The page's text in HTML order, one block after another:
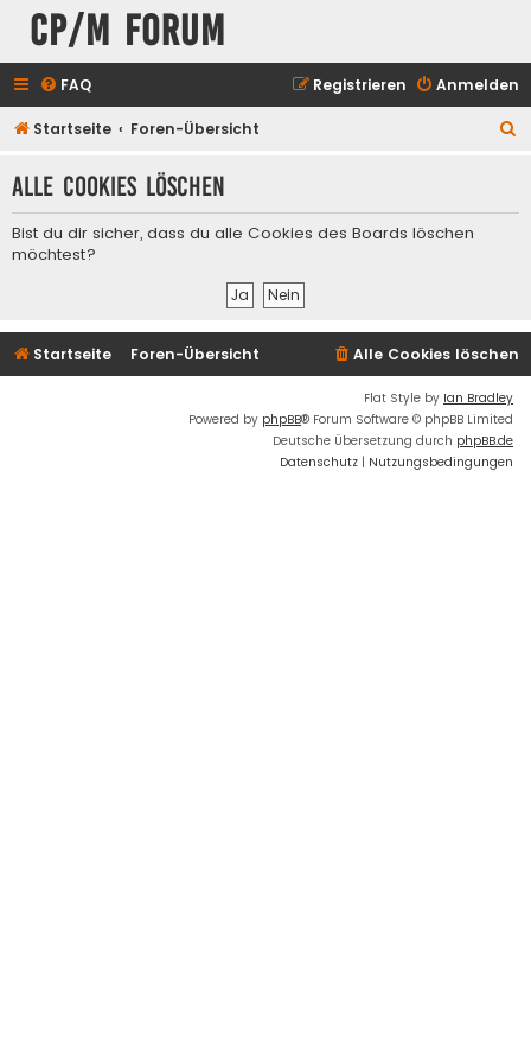
CP/M Forum
FAQ Anmelden
Registrieren
Startseite Foren-Übersicht
h
Alle Cookies löschen
Bist du dir sicher, dass du alle Cookies des Boards löschen
möchtest?
Startseite Foren-Übersicht Alle Cookies löschen
Flat Style by Ian Bradley
Powered by phpBB® Forum Software © phpBB Limited
Deutsche Übersetzung durch phpBB.de
Datenschutz | Nutzungsbedingungen